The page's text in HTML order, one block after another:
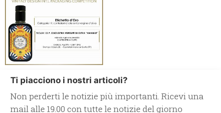
Ti piacciono i nostri articoli?
Non perderti le notizie più importanti. Ricevi una
mail alle 19.00 con tutte le notizie del giorno